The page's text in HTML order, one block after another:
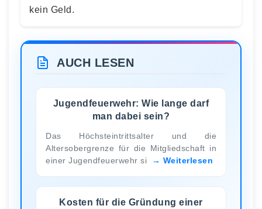
kein Geld.
AUCH LESEN
Jugendfeuerwehr: Wie lange darf
man dabei sein?
Das Höchsteintrittsalter und die
Altersobergrenze für die Mitgliedschaft in
einer Jugendfeuerwehr si
Weiterlesen
Kosten für die Gründung einer